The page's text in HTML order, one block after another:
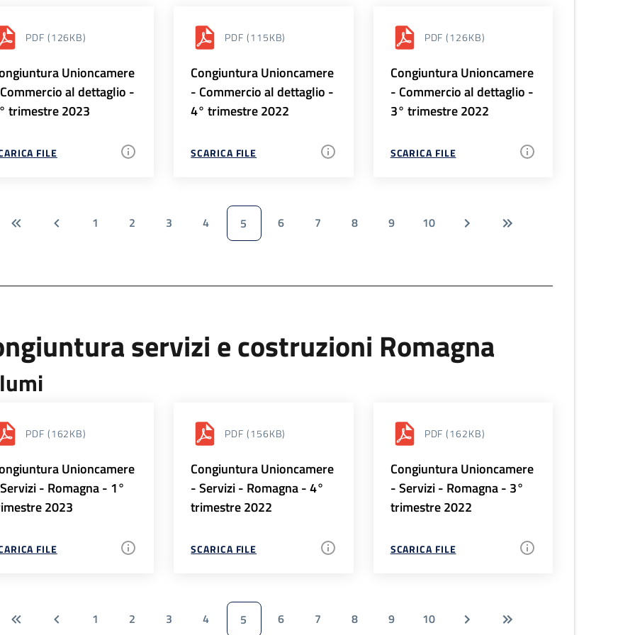
PDF (126KB)
Unioncamere
al dettaglio -
trimestre 2023
FILE
PDF (115KB)
Congiuntura Unioncamere
- Commercio al dettaglio -
4° trimestre 2022
SCARICA FILE
PDF (126KB)
Congiuntura Unioncamere
- Commercio al dettaglio -
3° trimestre 2022
SCARICA FILE
1 2 3 4 5 6 7 8 9 10
servizi e costruzioni Romagna
PDF (162KB)
Unioncamere
- Romagna - 1°
2023
FILE
PDF (156KB)
Congiuntura Unioncamere
- Servizi - Romagna - 4°
trimestre 2022
SCARICA FILE
PDF (162KB)
Congiuntura Unioncamere
- Servizi - Romagna - 3°
trimestre 2022
SCARICA FILE
1 2 3 4 5 6 7 8 9 10